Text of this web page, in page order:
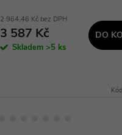
2 964,46 Kč bez DPH
3 587 Kč
Skladem >5 ks
DO